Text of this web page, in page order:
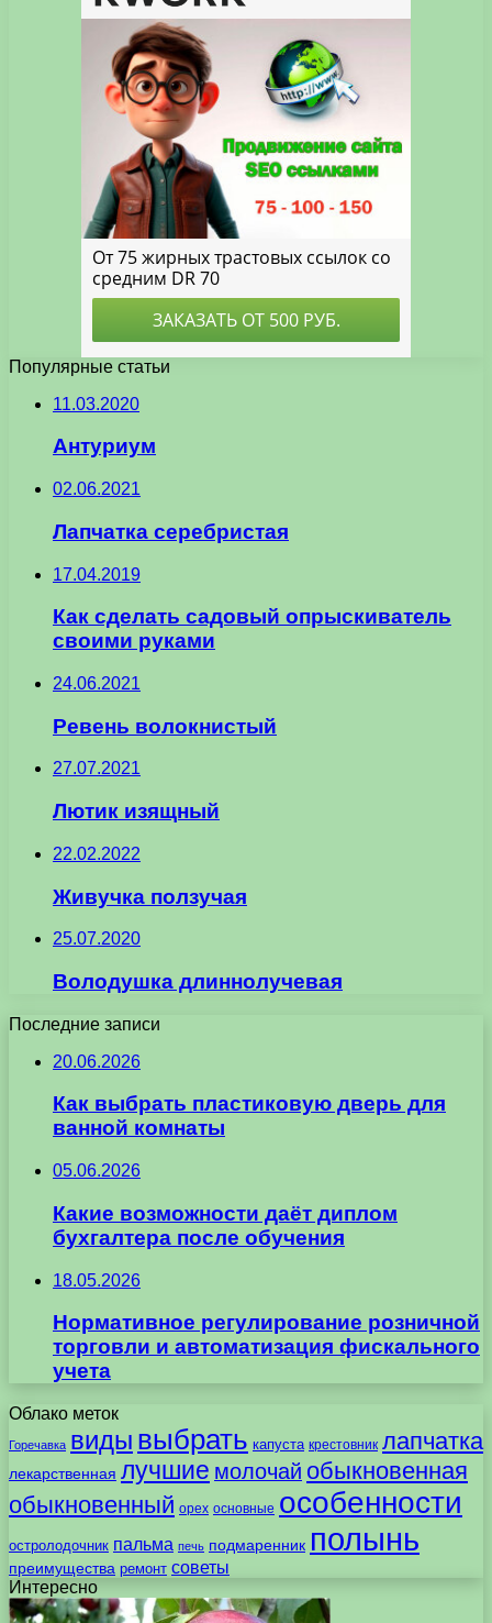
Популярные статьи
11.03.2020
Антуриум
02.06.2021
Лапчатка серебристая
17.04.2019
Как сделать садовый опрыскиватель
своими руками
24.06.2021
Ревень волокнистый
27.07.2021
Лютик изящный
22.02.2022
Живучка ползучая
25.07.2020
Володушка длиннолучевая
Последние записи
20.06.2026
Как выбрать пластиковую дверь для
ванной комнаты
05.06.2026
Какие возможности даёт диплом
бухгалтера после обучения
18.05.2026
Нормативное регулирование розничной
торговли и автоматизация фискального
учета
Облако меток
Горечавка виды выбрать капуста крестовник лапчатка
лекарственная лучшие молочай обыкновенная
обыкновенный орех основные особенности
остролодочник пальма печь подмаренник полынь
преимущества ремонт советы
Интересно